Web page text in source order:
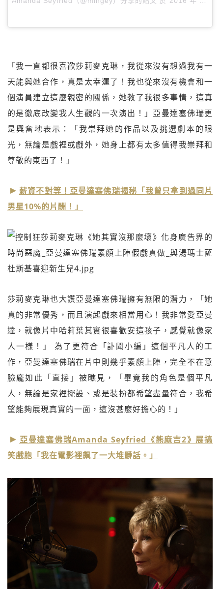
「我一直都很喜歡莎莉麥克琳，我從來沒有想過我有一
天能與她合作，真是太幸運了！我也從來沒有機會和一
個演員建立這麼親密的關係，她教了我很多事情，這真
的是徹底改變我人生觀的一次演出！」亞曼達塞佛瑞更
是興奮地表示：「我崇拜她的作品以及挑選劇本的眼
光，無論是戲裡或戲外，她身上都有太多值得我崇拜和
尊敬的東西了！」
薪資不對等！亞曼達塞佛瑞揭秘「我曾只拿到過同片
男星10%的片酬！」
莎莉麥克琳也大讚亞曼達塞佛瑞擁有無限的潛力，「她
真的非常優秀，而且演起戲來相當用心！我非常愛亞曼
達，就像片中哈莉葉其實很喜歡安這孩子，感覺就像家
人一樣！」 為了更符合「訃聞小編」這個平凡人的工
作，亞曼達塞佛瑞在片中則幾乎素顏上陣，完全不在意
臉龐如此「直接」被瞧見，「畢竟我的角色是個平凡
人，無論是家裡擺設、或是裝扮都希望盡量符合，我希
望能夠展現真實的一面，這沒甚麼好擔心的！」
亞曼達塞佛瑞Amanda Seyfried《熊麻吉2》展搞
笑戲胞「我在電影裡飆了一大堆髒話。」